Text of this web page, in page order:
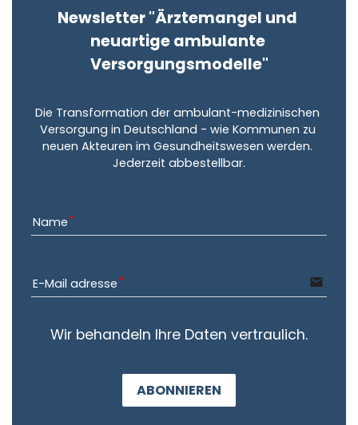
Newsletter "Ärztemangel und
neuartige ambulante
Versorgungsmodelle"
Die Transformation der ambulant-medizinischen
Versorgung in Deutschland - wie Kommunen zu
neuen Akteuren im Gesundheitswesen werden.
Jederzeit abbestellbar.
Name
E-Mail adresse email
Wir behandeln Ihre Daten vertraulich.
ABONNIEREN